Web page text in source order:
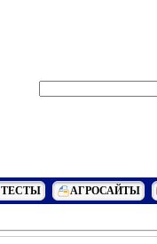
ТЕСТЫ АГРОСАЙТЫ